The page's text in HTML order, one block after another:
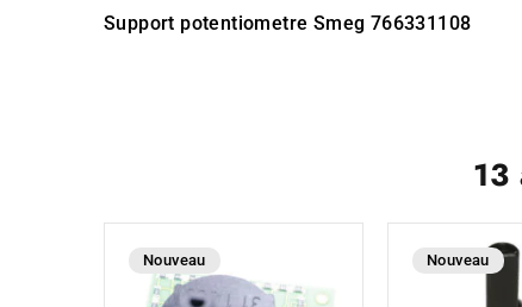
Support potentiometre Smeg 766331108
13
Nouveau Nouveau